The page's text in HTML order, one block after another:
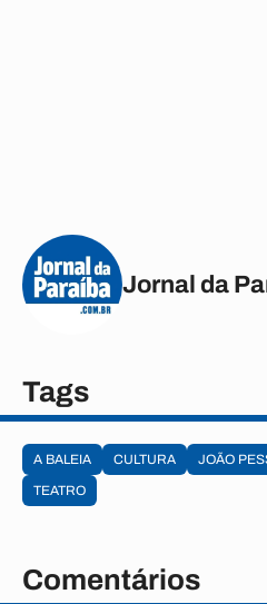
Jornal da
Tags
A BALEIA CULTURA JOÃO
TEATRO
Comentários